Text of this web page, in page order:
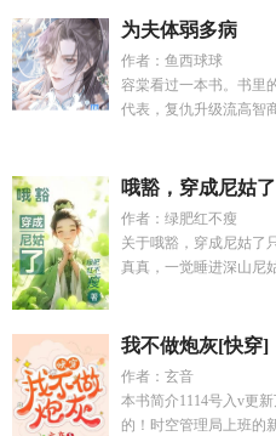
为夫体弱多病
作者：鱼西球球
容棠看过一本书。书里
代表，复仇升级流高智
哦豁，穿成尼姑了
作者：绿肥红不瘦
关于哦豁，穿成尼姑了
真真，一觉睡进深山尼
我不做炮灰[快穿]
作者：玄音
本书简介1114号入v更
的！时空管理局上班的